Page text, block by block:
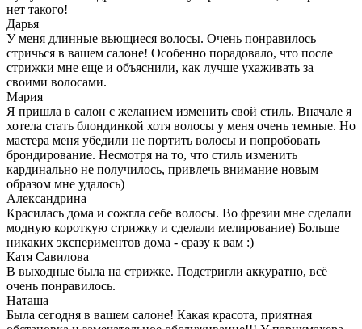
нет такого!
Дарья
У меня длинные вьющиеся волосы. Очень понравилось
стричься в вашем салоне! Особенно порадовало, что после
стрижки мне еще и объяснили, как лучше ухаживать за
своими волосами.
Мария
Я пришла в салон с желанием изменить свой стиль. Вначале я
хотела стать блондинкой хотя волосы у меня очень темные. Но
мастера меня убедили не портить волосы и попробовать
брондирование. Несмотря на то, что стиль изменить
кардинально не получилось, привлечь внимание новым
образом мне удалось)
Александрина
Красилась дома и сожгла себе волосы. Во фрезии мне сделали
модную короткую стрижку и сделали мелирование) Больше
никаких экспериментов дома - сразу к вам :)
Катя Савилова
В выходные была на стрижке. Подстригли аккуратно, всё
очень понравилось.
Наташа
Была сегодня в вашем салоне! Какая красота, приятная